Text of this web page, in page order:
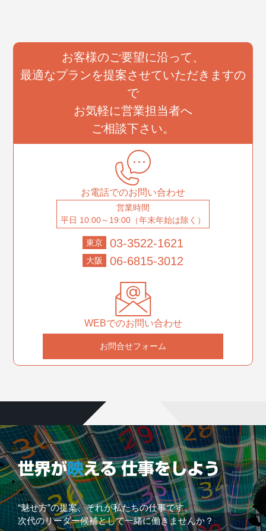
お客様のご要望に沿って、
最適なプランを提案させていただきますの
で
お気軽に営業担当者へ
ご相談下さい。
お電話でのお問い合わせ
営業時間
平日 10:00～19:00（年末年始は除く）
東京 03-3522-1621
大阪 06-6815-3012
WEBでのお問い合わせ
お問合せフォーム
“魅せ方”の提案、それが私たちの仕事です。
次代のリーダー候補として一緒に働きませんか？